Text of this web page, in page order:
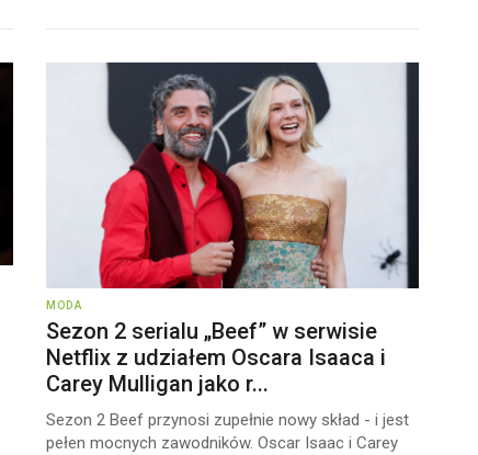
MODA
Sezon 2 serialu „Beef” w serwisie
Netflix z udziałem Oscara Isaaca i
Carey Mulligan jako r...
Sezon 2 Beef przynosi zupełnie nowy skład - i jest
pełen mocnych zawodników. Oscar Isaac i Carey